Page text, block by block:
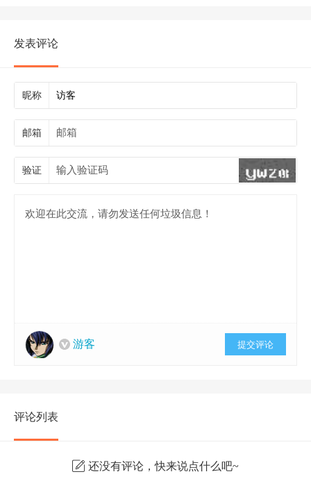
发表评论
昵称
邮箱
验证
游客 提交评论
评论列表
还没有评论，快来说点什么吧~